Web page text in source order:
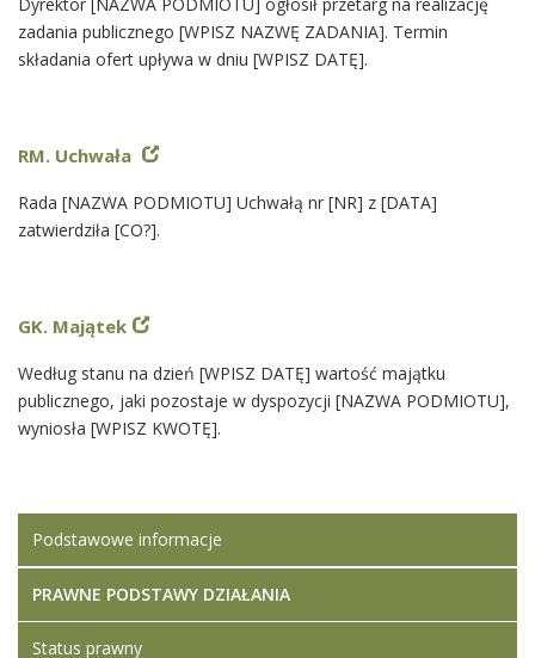
zadania publicznego [WPISZ NAZWĘ ZADANIA]. Termin
składania ofert upływa w dniu [WPISZ DATĘ].
RM. Uchwała
Rada [NAZWA PODMIOTU] Uchwałą nr [NR] z [DATA]
zatwierdziła [CO?].
GK. Majątek
Według stanu na dzień [WPISZ DATĘ] wartość majątku
publicznego, jaki pozostaje w dyspozycji [NAZWA PODMIOTU],
wyniosła [WPISZ KWOTĘ].
Podstawowe informacje
PRAWNE PODSTAWY DZIAŁANIA
Status prawny